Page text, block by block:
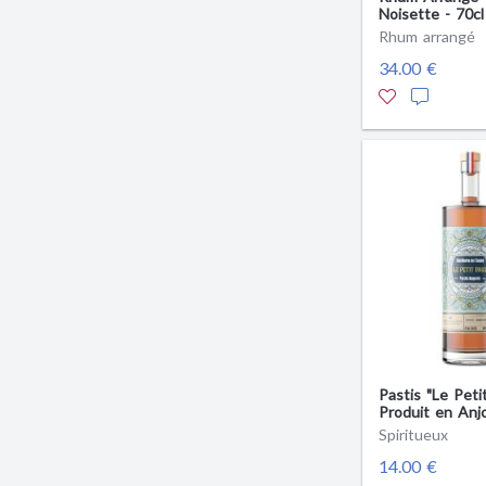
Noisette -
Anjou
Rhum arrangé
34.00 €
Pastis "Le
Produit en
Spiritueux
14.00 €